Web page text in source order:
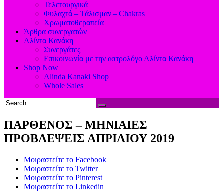
Τελετουργικά
Φυλαχτά – Τάλισμαν – Chakras
Χρωματοθεραπεία
Άρθρα συνεργατών
Αλίντα Κανάκη
Συνεργάτες
Επικοινωνία με την αστρολόγο Αλίντα Κανάκη
Shop Now
Alinda Kanaki Shop
Whole Sales
ΠΑΡΘΕΝΟΣ – ΜΗΝΙΑΙΕΣ
ΠΡΟΒΛΕΨΕΙΣ ΑΠΡΙΛΙΟΥ 2019
Μοιραστείτε το Facebook
Μοιραστείτε το Twitter
Μοιραστείτε το Pinterest
Μοιραστείτε το Linkedin